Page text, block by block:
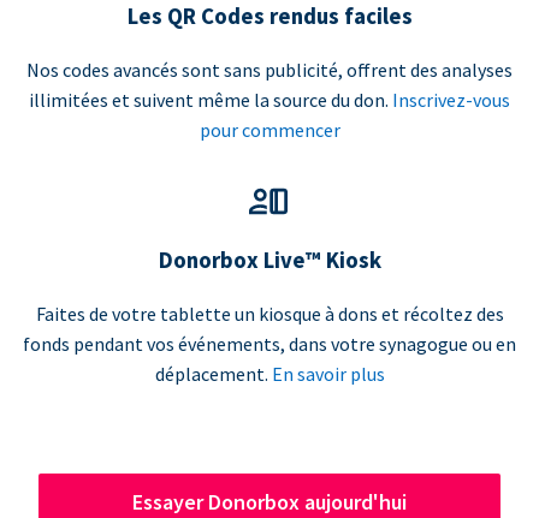
Les QR Codes rendus faciles
Nos codes avancés sont sans publicité, offrent des analyses
illimitées et suivent même la source du don. Inscrivez-vous
pour commencer
Donorbox Live™ Kiosk
Faites de votre tablette un kiosque à dons et récoltez des
fonds pendant vos événements, dans votre synagogue ou en
déplacement. En savoir plus
Essayer Donorbox aujourd'hui